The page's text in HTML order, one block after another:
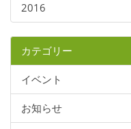
2016
カテゴリー
イベント
お知らせ